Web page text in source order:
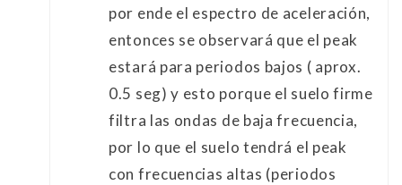
por ende el espectro de aceleración,
entonces se observará que el peak
estará para periodos bajos ( aprox.
0.5 seg) y esto porque el suelo firme
filtra las ondas de baja frecuencia,
por lo que el suelo tendrá el peak
con frecuencias altas (periodos